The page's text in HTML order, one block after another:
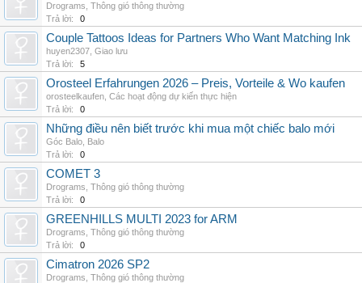
Drograms Thông gió thông thường
Trả lời:
0
Couple Tattoos Ideas for Partners Who Want Matching Ink
huyen2307 Giao lưu
Trả lời:
5
Orosteel Erfahrungen 2026 – Preis, Vorteile & Wo kaufen
orosteelkaufen Các hoạt động dự kiến thực hiện
Trả lời:
0
Những điều nên biết trước khi mua một chiếc balo mới
Góc Balo Balo
Trả lời:
0
COMET 3
Drograms Thông gió thông thường
Trả lời:
0
GREENHILLS MULTI 2023 for ARM
Drograms Thông gió thông thường
Trả lời:
0
Cimatron 2026 SP2
Drograms Thông gió thông thường